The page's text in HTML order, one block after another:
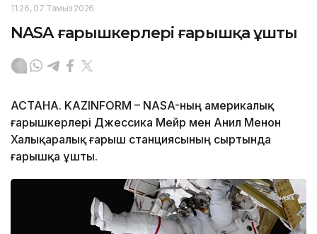
11:26, 07 Тамыз 2026
NASA ғарышкерлері ғарышқа ұшты
АСТАНА. KAZINFORM – NASA-ның америкалық
ғарышкерлері Джессика Мейр мен Анил Менон
Халықаралық ғарыш станциясының сыртында
ғарышқа ұшты.